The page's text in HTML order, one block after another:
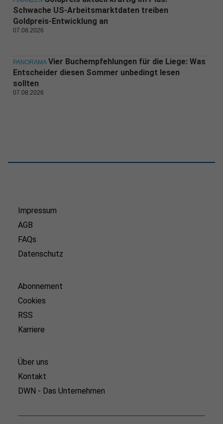
Schwache US-Arbeitsmarktdaten treiben
Goldpreis-Entwicklung an
07.08.2026
PANORAMA Vier Buchempfehlungen für die Liege: Was
Entscheider diesen Sommer unbedingt lesen
sollten
07.08.2026
Impressum
AGB
FAQs
Datenschutz
Abonnement
Cookies
RSS
Karriere
Über uns
Kontakt
DWN - Das Unternehmen